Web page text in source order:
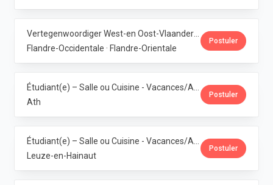
Flandre-Occidentale · Flandre-Orientale
Postuler
Ath
Postuler
Leuze-en-Hainaut
Postuler